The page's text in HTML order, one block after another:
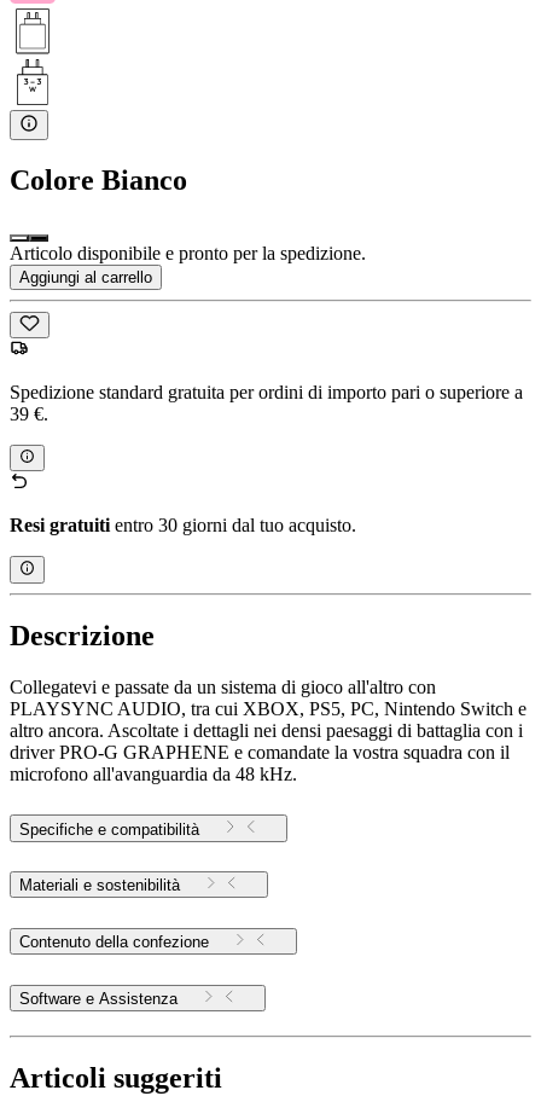
Colore Bianco
Articolo disponibile e pronto per la spedizione.
Aggiungi al carrello
Spedizione standard gratuita per ordini di importo pari o superiore a
39 €.
Resi gratuitientro 30 giorni dal tuo acquisto.
Descrizione
Collegatevi e passate da un sistema di gioco all'altro con
PLAYSYNC AUDIO, tra cui XBOX, PS5, PC, Nintendo Switch e
altro ancora. Ascoltate i dettagli nei densi paesaggi di battaglia con i
driver PRO-G GRAPHENE e comandate la vostra squadra con il
microfono all'avanguardia da 48 kHz.
Specifiche e compatibilità
Materiali e sostenibilità
Contenuto della confezione
Software e Assistenza
Articoli suggeriti